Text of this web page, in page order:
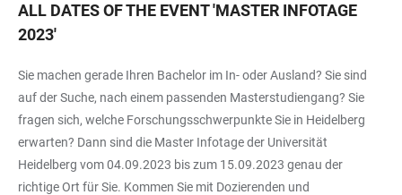
ALL DATES OF THE EVENT'MASTER INFOTAGE
2023'
Sie machen gerade Ihren Bachelor im In- oder Ausland? Sie sind
auf der Suche, nach einem passenden Masterstudiengang? Sie
fragen sich, welche Forschungsschwerpunkte Sie in Heidelberg
erwarten? Dann sind die Master Infotage der Universität
Heidelberg vom 04.09.2023 bis zum 15.09.2023 genau der
richtige Ort für Sie. Kommen Sie mit Dozierenden und